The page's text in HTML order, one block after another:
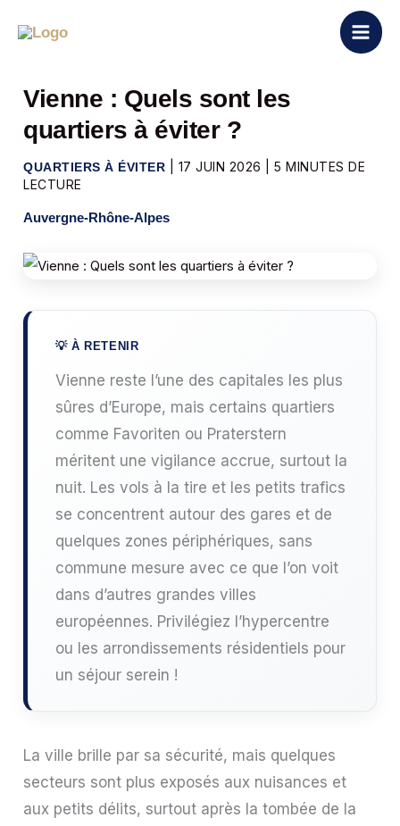
Vienne : Quels sont les
quartiers à éviter ?
QUARTIERS À ÉVITER 17 JUIN 2026 |5 MINUTES DE
LECTURE
Auvergne-Rhône-Alpes
Vienne reste l’une des capitales les plus
sûres d’Europe, mais certains quartiers
comme Favoriten ou Praterstern
méritent une vigilance accrue, surtout la
nuit. Les vols à la tire et les petits trafics
se concentrent autour des gares et de
quelques zones périphériques, sans
commune mesure avec ce que l’on voit
dans d’autres grandes villes
européennes. Privilégiez l’hypercentre
ou les arrondissements résidentiels pour
un séjour serein !
La ville brille par sa sécurité, mais quelques
secteurs sont plus exposés aux nuisances et
aux petits délits, surtout après la tombée de la